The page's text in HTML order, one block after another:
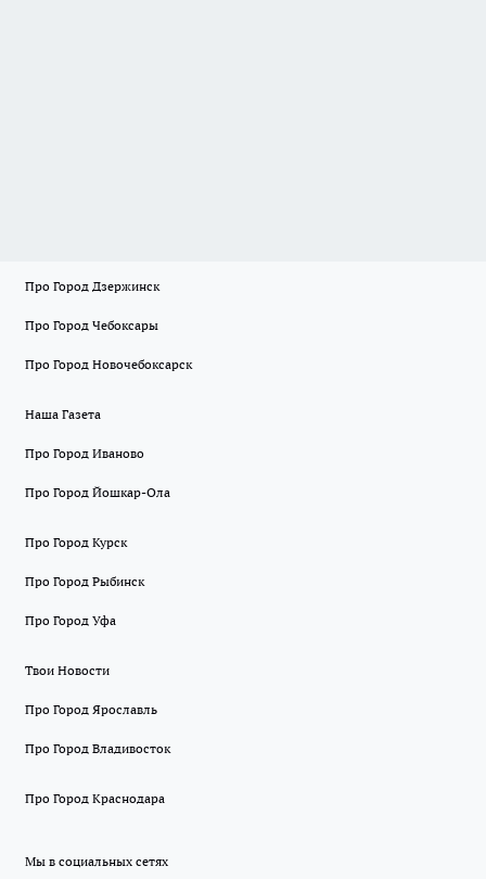
Про Город Дзержинск
Про Город Чебоксары
Про Город Новочебоксарск
Наша Газета
Про Город Иваново
Про Город Йошкар-Ола
Про Город Курск
Про Город Рыбинск
Про Город Уфа
Твои Новости
Про Город Ярославль
Про Город Владивосток
Про Город Краснодара
Мы в социальных сетях